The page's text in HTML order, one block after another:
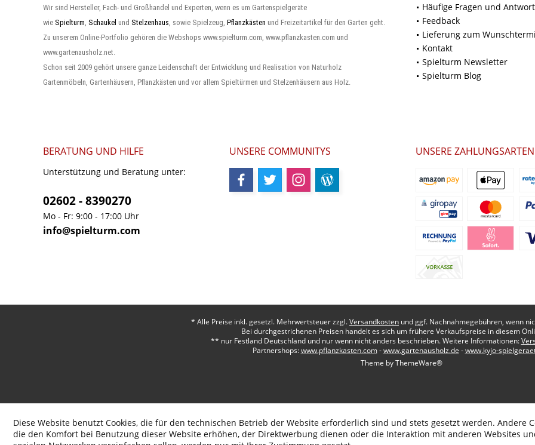
Wir sind Hersteller, Fach- und Großhandel und Experten, wenn es um Gartenspielgeräte
wie Spielturm Schaukel und Stelzenhaus , sowie Spielzeug, Pflanzkästen und Freizeitartikel für den Garten geht.
Zu unserem Online-Portfolio gehören die Webshops www.spielturm.com, www.pflanzkasten.com und
www.gartenausholz.net.
Schon seit 2009 gehört unsere ganze Leidenschaft der Entwicklung und Realisation von Naturholz
Gartenmöbeln, Gartenhäusern, Pflanzkästen und vor allem Spieltürmen und Stelzenhäusern aus Holz.
Häufige Fragen und
Feedback
Lieferung zum
Kontakt
Spielturm Newsletter
Spielturm Blog
BERATUNG UND HILFE
Unterstützung und Beratung unter:
02602 - 8390270
Mo - Fr: 9:00 - 17:00 Uhr
info@spielturm.com
UNSERE COMMUNITYS UNSERE ZAHLUNGSARTEN
* Alle Preise inkl. gesetzl. Mehrwertsteuer zzgl.Versandkosten und ggf. Nachnahmegebühren, wenn
Bei durchgestrichenen Preisen handelt es sich um frühere Verkaufspreise in diesem
** nur Festland Deutschland und nur wenn nicht anders beschrieben. Weitere Informationen:
Partnershops:www.pflanzkasten.com-www.gartenausholz.de -www.kyjo-
Theme byThemeWare®
Diese Website benutzt Cookies, die für den technischen Betrieb der Website erforderlich sind und stets gesetzt werden. Andere
die den Komfort bei Benutzung dieser Website erhöhen, der Direktwerbung dienen oder die Interaktion mit anderen Websites